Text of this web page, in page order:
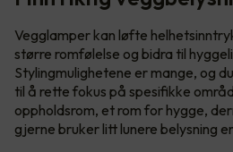
Vegglamper kan løfte
større romfølelse og bidra til
Stylingmulighetene er mange, og
til å rette fokus på spesifikke
oppholdsrom, et rom for hygge,
gjerne bruker litt lunere belysning